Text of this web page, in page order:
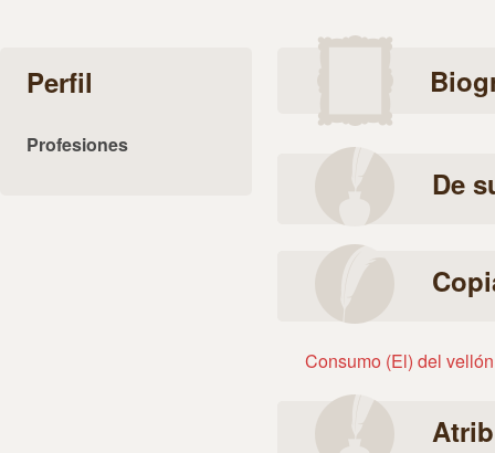
Perfil
Profesiones
De
Consumo (El) del vellón